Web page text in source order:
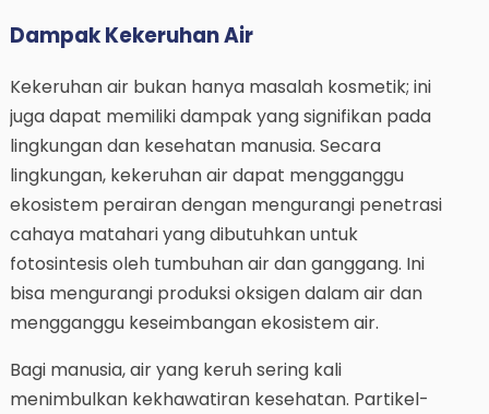
Dampak Kekeruhan Air
Kekeruhan air bukan hanya masalah kosmetik; ini
juga dapat memiliki dampak yang signifikan pada
lingkungan dan kesehatan manusia. Secara
lingkungan, kekeruhan air dapat mengganggu
ekosistem perairan dengan mengurangi penetrasi
cahaya matahari yang dibutuhkan untuk
fotosintesis oleh tumbuhan air dan ganggang. Ini
bisa mengurangi produksi oksigen dalam air dan
mengganggu keseimbangan ekosistem air.
Bagi manusia, air yang keruh sering kali
menimbulkan kekhawatiran kesehatan. Partikel-